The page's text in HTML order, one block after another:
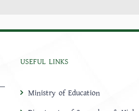
USEFUL LINKS
Ministry of Education